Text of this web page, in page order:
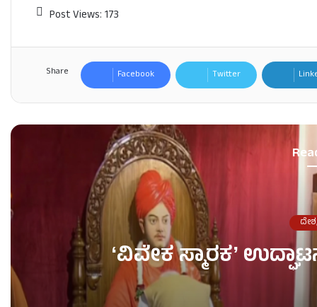
Post Views: 173
Share Facebook Twitter
ʻವಿವೇಕ ಸ್ಮಾರಕʼ